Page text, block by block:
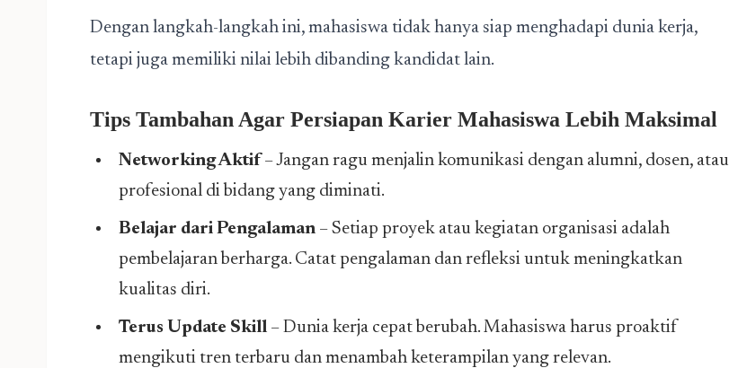
Dengan langkah-langkah ini, mahasiswa tidak hanya siap menghadapi dunia kerja,
tetapi juga memiliki nilai lebih dibanding kandidat lain.
Tips Tambahan Agar Persiapan Karier Mahasiswa Lebih Maksimal
Networking Aktif – Jangan ragu menjalin komunikasi dengan alumni, dosen, atau
profesional di bidang yang diminati.
Belajar dari Pengalaman – Setiap proyek atau kegiatan organisasi adalah
pembelajaran berharga. Catat pengalaman dan refleksi untuk meningkatkan
kualitas diri.
Terus Update Skill – Dunia kerja cepat berubah. Mahasiswa harus proaktif
mengikuti tren terbaru dan menambah keterampilan yang relevan.